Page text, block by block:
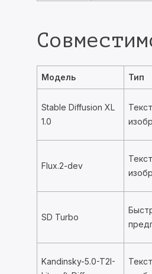
Модель Тип
Stable Diffusion XL
1.0
Flux.2-dev
SD Turbo
Kandinsky-5.0-T2I-